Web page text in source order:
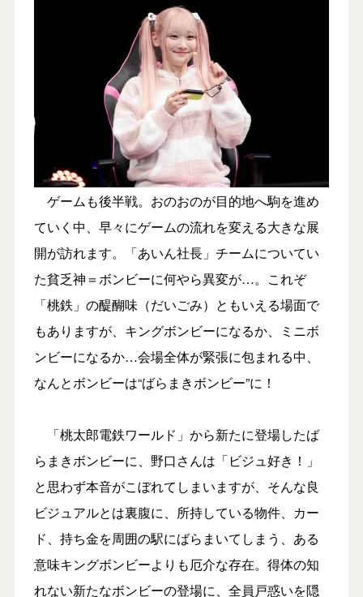
ゲームも後半戦。おのおのが目的地へ駒を進め
ていく中、早々にゲームの流れを変える大きな展
開が訪れます。「あいん社長」チームについてい
た貧乏神＝ボンビーに何やら異変が…。これぞ
「桃鉄」の醍醐味（だいごみ）ともいえる場面で
もありますが、キングボンビーになるか、ミニボ
ンビーになるか…会場全体が緊張に包まれる中、
なんとボンビーは“ばらまきボンビー”に！
「桃太郎電鉄ワールド」から新たに登場したば
らまきボンビーに、野口さんは「ビジュ好き！」
と思わず本音がこぼれてしまいますが、そんな良
ビジュアルとは裏腹に、所持している物件、カー
ド、持ち金を周囲の駅にばらまいてしまう、ある
意味キングボンビーよりも厄介な存在。得体の知
れない新たなボンビーの登場に、全員戸惑いを隠